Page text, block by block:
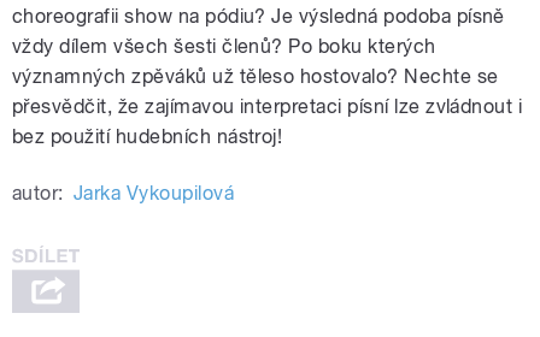
choreografii show na pódiu? Je výsledná podoba písně
vždy dílem všech šesti členů? Po boku kterých
významných zpěváků už těleso hostovalo? Nechte se
přesvědčit, že zajímavou interpretaci písní lze zvládnout i
bez použití hudebních nástroj!
autor: Jarka Vykoupilová